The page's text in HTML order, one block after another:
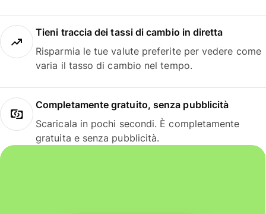
Tieni traccia dei tassi di cambio in diretta
Risparmia le tue valute preferite per vedere come
varia il tasso di cambio nel tempo.
Completamente gratuito, senza pubblicità
Scaricala in pochi secondi. È completamente
gratuita e senza pubblicità.